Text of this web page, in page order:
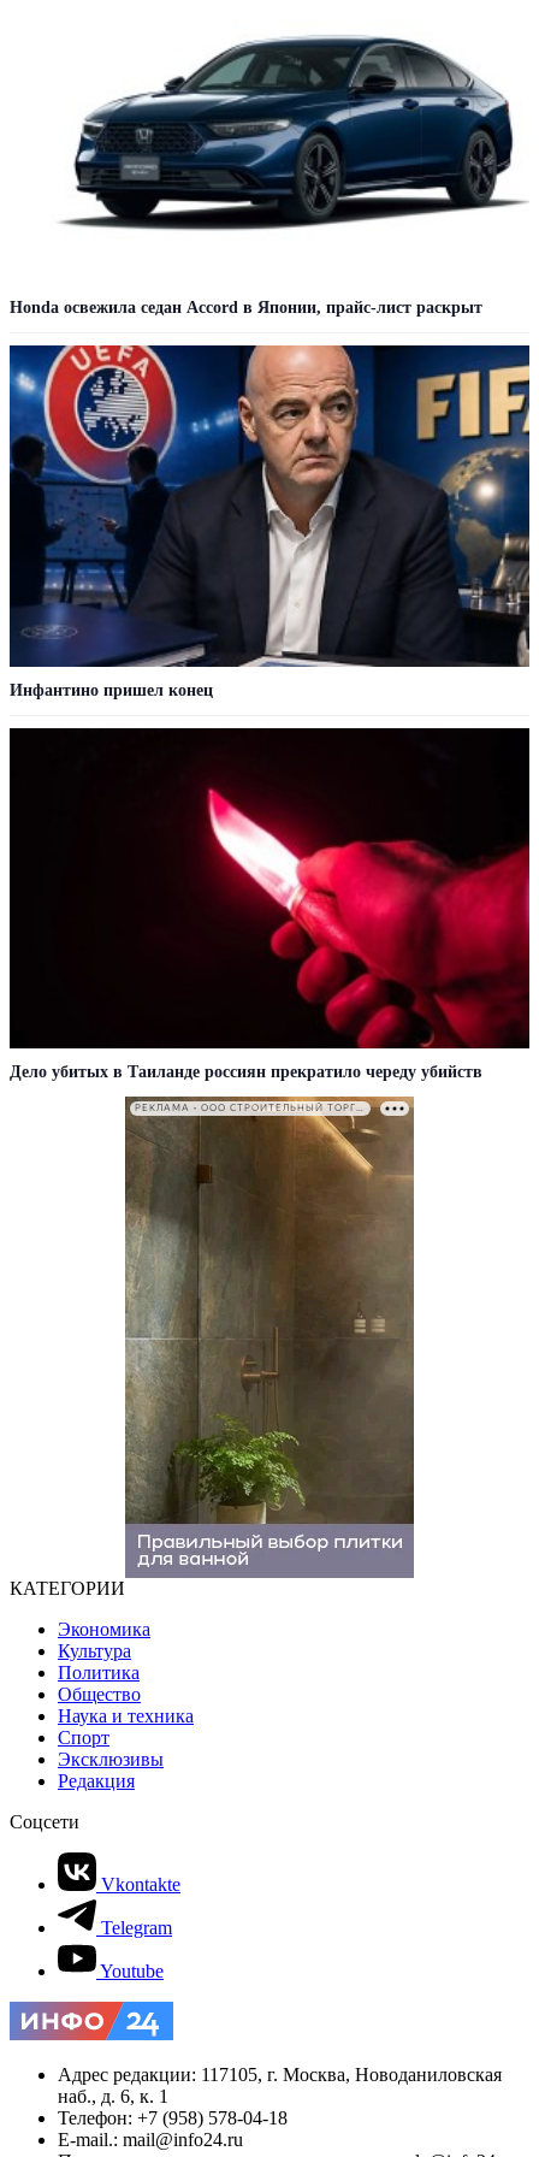
Honda освежила седан Accord в Японии, прайс-лист раскрыт
Инфантино пришел конец
Дело убитых в Таиланде россиян прекратило череду убийств
РЕКЛАМА • ООО СТРОИТЕЛЬНЫЙ ТОРГОВЫЙ ДОМ «ПЕТРОВИЧ». ИНН: 7802348846
КАТЕГОРИИ
Экономика
Культура
Политика
Общество
Наука и техника
Спорт
Эксклюзивы
Редакция
Соцсети
Vkontakte
Telegram
Youtube
Адрес редакции: 117105, г. Москва, Новоданиловская
наб., д. 6, к. 1
Телефон: +7 (958) 578-04-18
E-mail.: mail@info24.ru